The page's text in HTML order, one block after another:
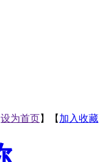
设为首页】【 加入收藏